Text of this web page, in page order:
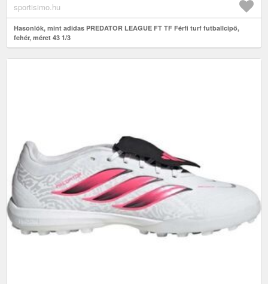
sportisimo.hu
Hasonlók, mint adidas PREDATOR LEAGUE FT TF Férfi turf futballcipő,
fehér, méret 43 1/3